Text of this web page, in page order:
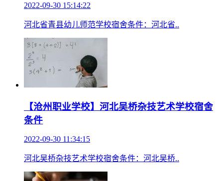
2022-09-30 15:14:22
河北省青县幼儿师范学校宿舍条件：河北省..
【沧州职业学校】河北吴桥杂技艺术学校宿舍
条件
2022-09-30 11:34:15
河北吴桥杂技艺术学校宿舍条件：河北吴桥..